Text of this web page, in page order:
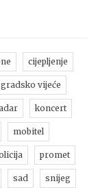
cijepljenje
gradsko vijeće
koncert
mobitel
promet
sad snijeg